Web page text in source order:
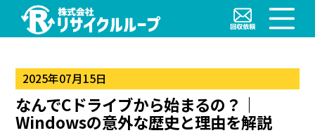
2025年07月15日
なんでCドライブから始まるの？｜
Windowsの意外な歴史と理由を解説